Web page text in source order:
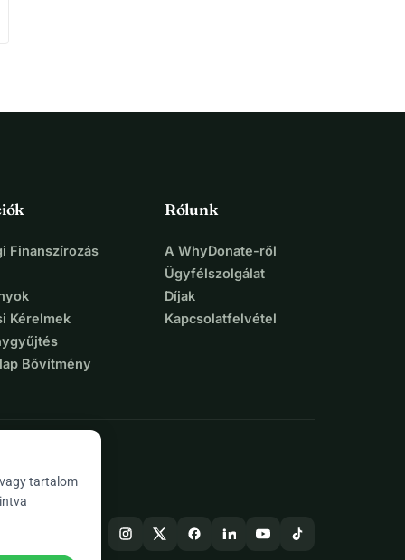
Finanszírozás
Kérelmek
Bővítmény
Rólunk
A WhyDonate-ről
Ügyfélszolgálat
Díjak
Kapcsolatfelvétel
tartalom